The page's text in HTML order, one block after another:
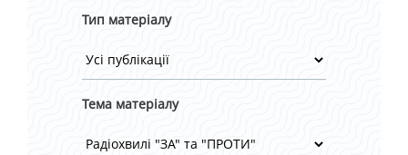
Тип матеріалу
Тема матеріалу